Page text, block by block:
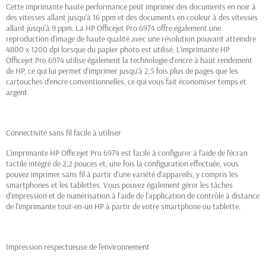
Cette imprimante haute performance peut imprimer des documents en noir à
des vitesses allant jusqu'à 16 ppm et des documents en couleur à des vitesses
allant jusqu'à 9 ppm. La HP Officejet Pro 6974 offre également une
reproduction d'image de haute qualité avec une résolution pouvant atteindre
4800 x 1200 dpi lorsque du papier photo est utilisé. L’imprimante HP
Officejet Pro 6974 utilise également la technologie d’encre à haut rendement
de HP, ce qui lui permet d’imprimer jusqu’à 2,5 fois plus de pages que les
cartouches d’encre conventionnelles, ce qui vous fait économiser temps et
argent.
Connectivité sans fil facile à utiliser
L'imprimante HP Officejet Pro 6974 est facile à configurer à l'aide de l'écran
tactile intégré de 2,2 pouces et, une fois la configuration effectuée, vous
pouvez imprimer sans fil à partir d'une variété d'appareils, y compris les
smartphones et les tablettes. Vous pouvez également gérer les tâches
d'impression et de numérisation à l'aide de l'application de contrôle à distance
de l'imprimante tout-en-un HP à partir de votre smartphone ou tablette.
Impression respectueuse de l'environnement